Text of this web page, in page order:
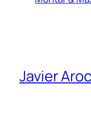
Javier